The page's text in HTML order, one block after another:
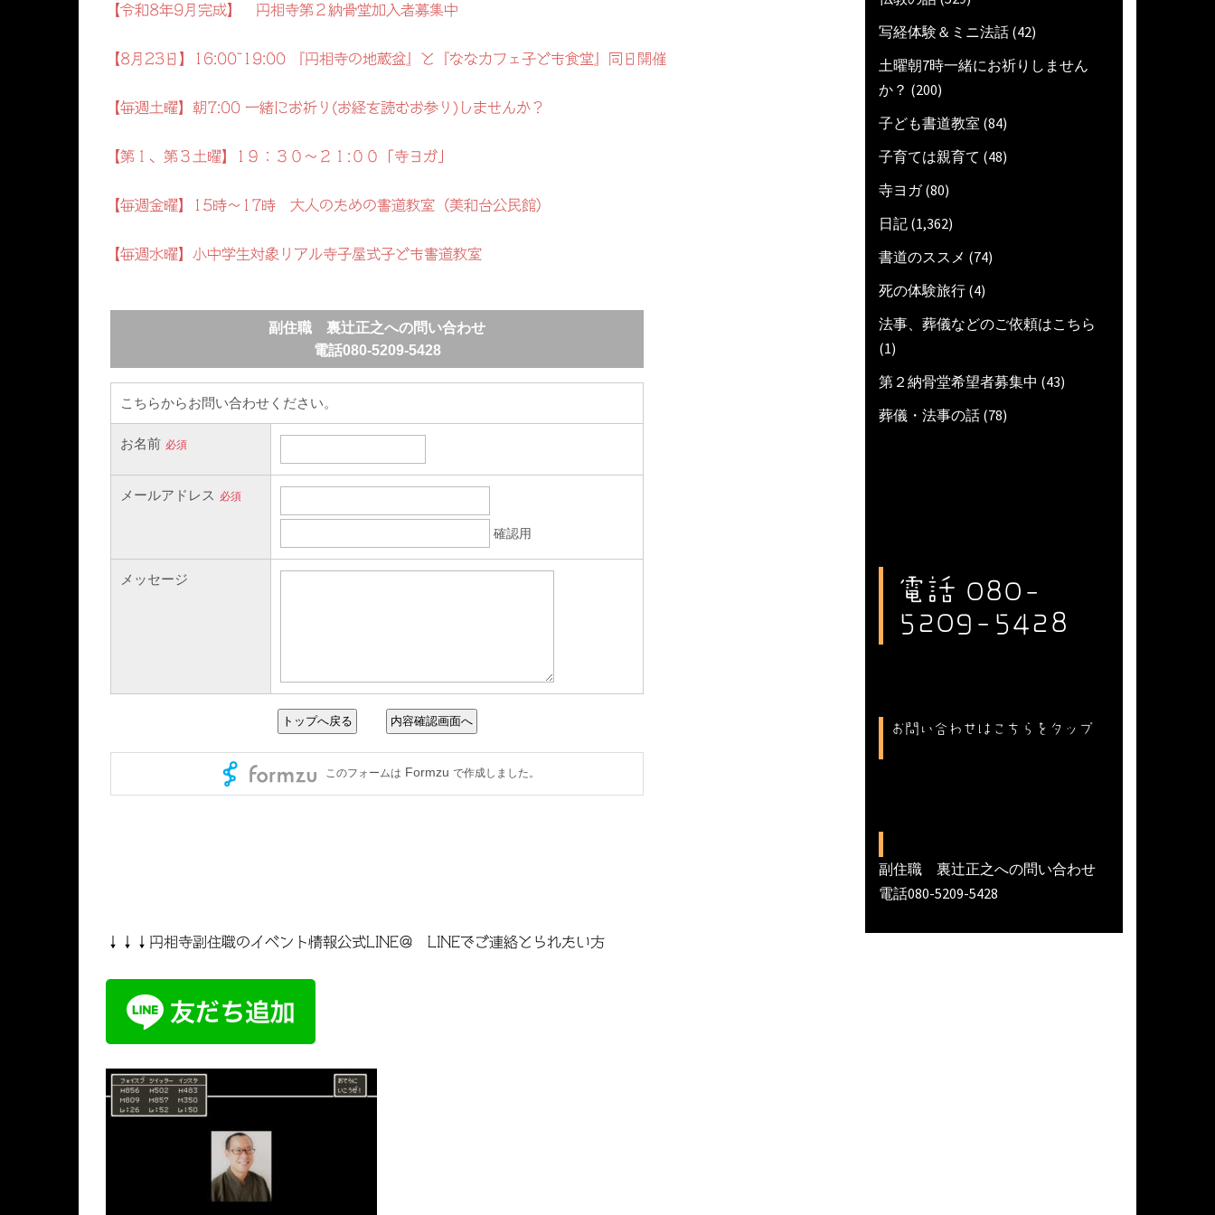
【令和8年9月完成】 円相寺第２納骨堂加入者募集中
【8月23日】16:00~19:00 『円相寺の地蔵盆』と『ななカフェ子ども食堂』同日開催
【毎週土曜】朝7:00 一緒にお祈り(お経を読むお参り)しませんか？
【第１、第３土曜】1９：３０～２１:００「寺ヨガ」
【毎週金曜】15時～17時 大人のための書道教室（美和台公民館）
【毎週水曜】小中学生対象リアル寺子屋式子ども書道教室
↓↓↓円相寺副住職のイベント情報公式LINE＠ LINEでご連絡とられたい方
写経体験＆ミニ法話 (42)
土曜朝7時一緒にお祈りしません
か？ (200)
子ども書道教室 (84)
子育ては親育て (48)
寺ヨガ(80)
日記 (1,362)
書道のススメ (74)
死の体験旅行 (4)
法事、葬儀などのご依頼はこちら
(1)
第２納骨堂希望者募集中 (43)
葬儀・法事の話 (78)
電話 080-
5209-5428
お問い合わせはこちらをタップ
副住職 裏辻正之への問い合わせ
電話080-5209-5428